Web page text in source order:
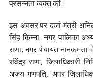
प्रसन्नता व्यक्त की।
इस अवसर पर दर्जा मंत्री
सिंह किन्ना, नगर पालिका
राणा, नगर पंचायत
रविंद्र राणा, जिलाधिकारी
अजय गणपति, अपर